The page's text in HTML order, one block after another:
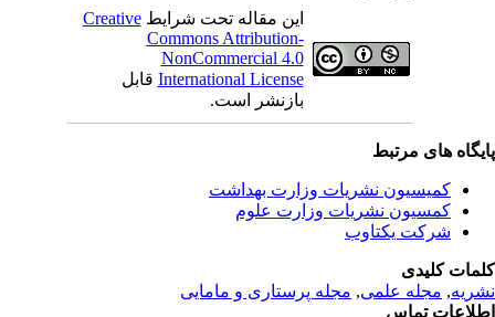
این مقاله تحت شرایطCreative
Commons Attribution-
NonCommercial 4.0
International Licenseقابل
بازنشر است.
های مرتبط
کمیسیون نشریات وزارت بهداشت
کمسیون نشریات وزارت علوم
شرکت یکتاوب
کلیدی
,مجله علمی, مجله پرستاری و مامایی
تماس